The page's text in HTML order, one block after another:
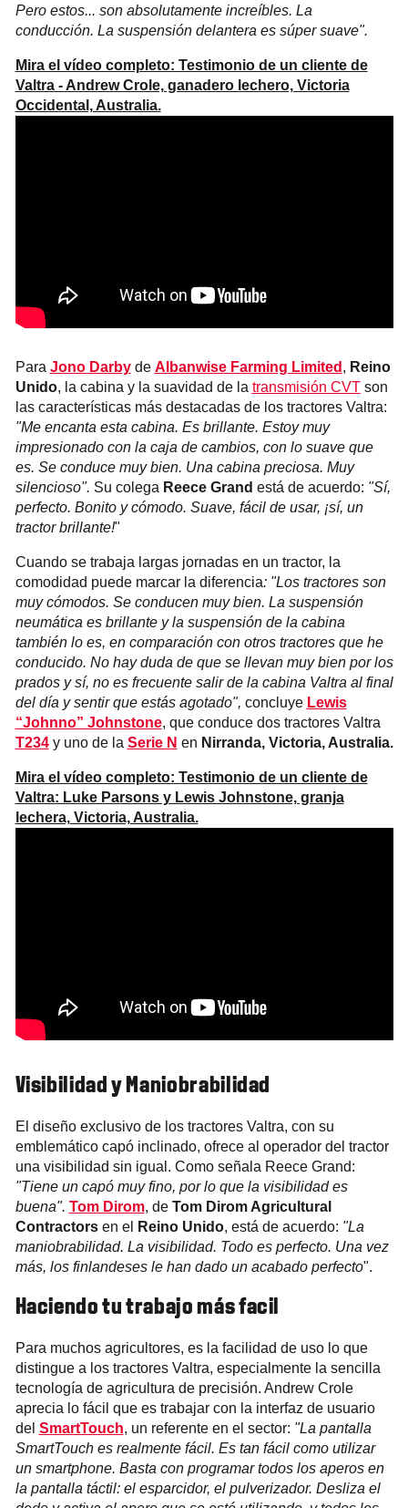
Pero estos... son absolutamente increíbles. La
conducción. La suspensión delantera es súper suave".
Mira el vídeo completo: Testimonio de un cliente de
Valtra - Andrew Crole, ganadero lechero, Victoria
Occidental, Australia.
Para Jono Darby de Albanwise Farming Limited , Reino
Unido, la cabina y la suavidad de la transmisión CVT son
las características más destacadas de los tractores Valtra:
"Me encanta esta cabina. Es brillante. Estoy muy
impresionado con la caja de cambios, con lo suave que
es. Se conduce muy bien. Una cabina preciosa. Muy
silencioso". Su colegaReece Grand está de acuerdo: "Sí,
perfecto. Bonito y cómodo. Suave, fácil de usar, ¡sí, un
tractor brillante!"
Cuando se trabaja largas jornadas en un tractor, la
comodidad puede marcar la diferencia: "Los tractores son
muy cómodos. Se conducen muy bien. La suspensión
neumática es brillante y la suspensión de la cabina
también lo es, en comparación con otros tractores que he
conducido. No hay duda de que se llevan muy bien por los
prados y sí, no es frecuente salir de la cabina Valtra al final
del día y sentir que estás agotado", concluye Lewis
“Johnno” Johnstone, que conduce dos tractores Valtra
T234 y uno de la Serie N en Nirranda, Victoria, Australia.
Mira el vídeo completo: Testimonio de un cliente de
Valtra: Luke Parsons y Lewis Johnstone, granja
lechera, Victoria, Australia.
Visibilidad y Maniobrabilidad
El diseño exclusivo de los tractores Valtra, con su
emblemático capó inclinado, ofrece al operador del tractor
una visibilidad sin igual. Como señala Reece Grand:
"Tiene un capó muy fino, por lo que la visibilidad es
buena". Tom Dirom, de Tom Dirom Agricultural
Contractorsen el Reino Unido, está de acuerdo: "La
maniobrabilidad. La visibilidad. Todo es perfecto. Una vez
más, los finlandeses le han dado un acabado perfecto".
Haciendo tu trabajo más facil
Para muchos agricultores, es la facilidad de uso lo que
distingue a los tractores Valtra, especialmente la sencilla
tecnología de agricultura de precisión. Andrew Crole
aprecia lo fácil que es trabajar con la interfaz de usuario
del SmartTouch, un referente en el sector: "La pantalla
SmartTouch es realmente fácil. Es tan fácil como utilizar
un smartphone. Basta con programar todos los aperos en
la pantalla táctil: el esparcidor, el pulverizador. Desliza el